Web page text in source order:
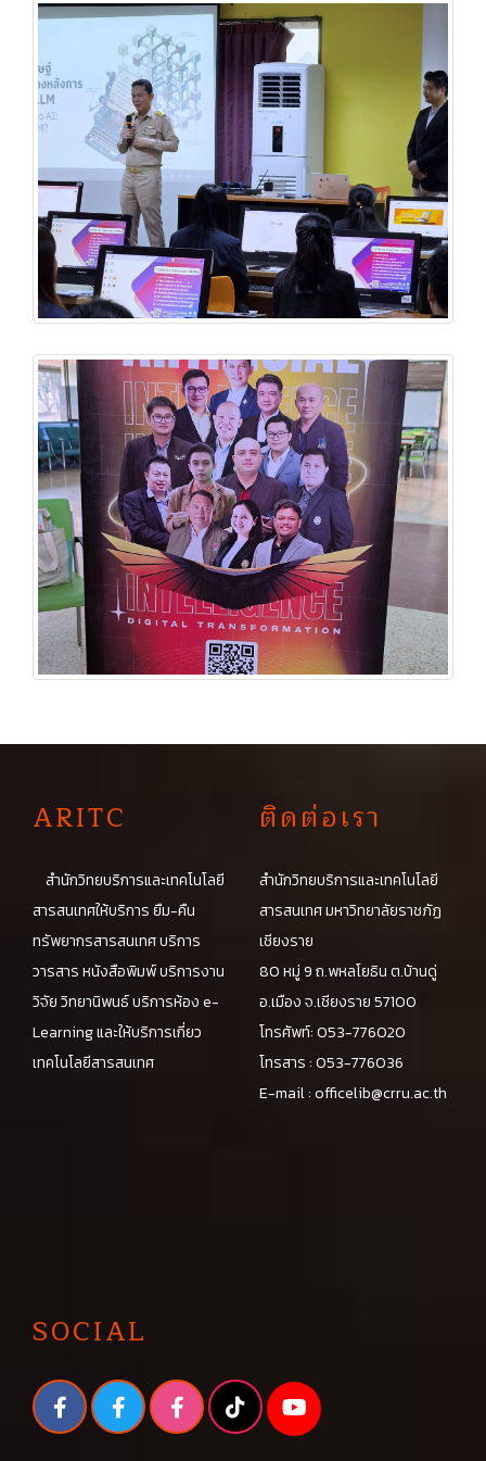
ARITC
สำนักวิทยบริการและเทคโนโลยี
สารสนเทศให้บริการ ยืม-คืน
ทรัพยากรสารสนเทศ บริการ
วารสาร หนังสือพิมพ์ บริการงาน
วิจัย วิทยานิพนธ์ บริการห้อง e-
Learning และให้บริการเกี่ยว
เทคโนโลยีสารสนเทศ
ติดต่อเรา
สำนักวิทยบริการและเทคโนโลยี
สารสนเทศ มหาวิทยาลัยราชภัฏ
เชียงราย
80 หมู่ 9 ถ.พหลโยธิน ต.บ้านดู่
อ.เมือง จ.เชียงราย 57100
โทรศัพท์: 053-776020
โทรสาร : 053-776036
E-mail :officelib@crru.ac.th
SOCIAL